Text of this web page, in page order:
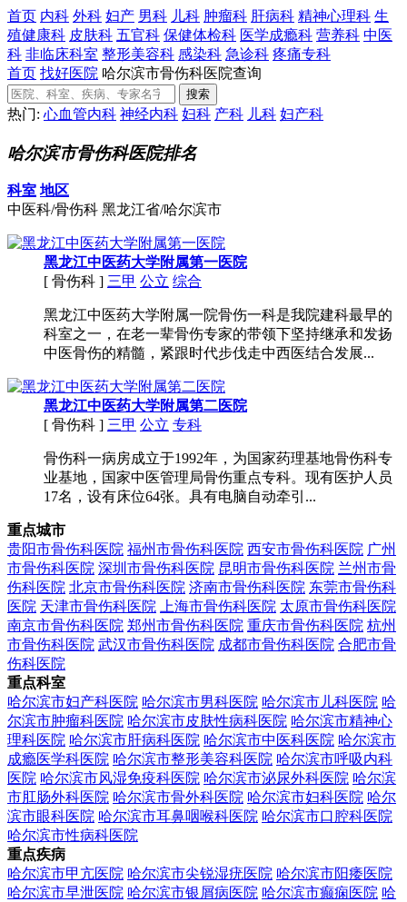
首页 内科 外科 妇产 男科 儿科 肿瘤科 肝病科 精神心理科 生
殖健康科 皮肤科 五官科 保健体检科 医学成瘾科 营养科 中医
科 非临床科室 整形美容科 感染科 急诊科 疼痛专科
首页 找好医院 哈尔滨市骨伤科医院查询
热门: 心血管内科 神经内科 妇科 产科 儿科 妇产科
哈尔滨市骨伤科医院排名
科室 地区
中医科/骨伤科 黑龙江省/哈尔滨市
黑龙江中医药大学附属第一医院
[ 骨伤科 ] 三甲 公立 综合
黑龙江中医药大学附属一院骨伤一科是我院建科最早的
科室之一，在老一辈骨伤专家的带领下坚持继承和发扬
中医骨伤的精髓，紧跟时代步伐走中西医结合发展...
黑龙江中医药大学附属第二医院
[ 骨伤科 ] 三甲 公立 专科
骨伤科一病房成立于1992年，为国家药理基地骨伤科专
业基地，国家中医管理局骨伤重点专科。现有医护人员
17名，设有床位64张。具有电脑自动牵引...
重点城市
贵阳市骨伤科医院 福州市骨伤科医院 西安市骨伤科医院 广州
市骨伤科医院 深圳市骨伤科医院 昆明市骨伤科医院 兰州市骨
伤科医院 北京市骨伤科医院 济南市骨伤科医院 东莞市骨伤科
医院 天津市骨伤科医院 上海市骨伤科医院 太原市骨伤科医院
南京市骨伤科医院 郑州市骨伤科医院 重庆市骨伤科医院 杭州
市骨伤科医院 武汉市骨伤科医院 成都市骨伤科医院 合肥市骨
伤科医院
重点科室
哈尔滨市妇产科医院 哈尔滨市男科医院 哈尔滨市儿科医院 哈
尔滨市肿瘤科医院 哈尔滨市皮肤性病科医院 哈尔滨市精神心
理科医院 哈尔滨市肝病科医院 哈尔滨市中医科医院 哈尔滨市
成瘾医学科医院 哈尔滨市整形美容科医院 哈尔滨市呼吸内科
医院 哈尔滨市风湿免疫科医院 哈尔滨市泌尿外科医院 哈尔滨
市肛肠外科医院 哈尔滨市骨外科医院 哈尔滨市妇科医院 哈尔
滨市眼科医院 哈尔滨市耳鼻咽喉科医院 哈尔滨市口腔科医院
哈尔滨市性病科医院
重点疾病
哈尔滨市甲亢医院 哈尔滨市尖锐湿疣医院 哈尔滨市阳痿医院
哈尔滨市早泄医院 哈尔滨市银屑病医院 哈尔滨市癫痫医院 哈